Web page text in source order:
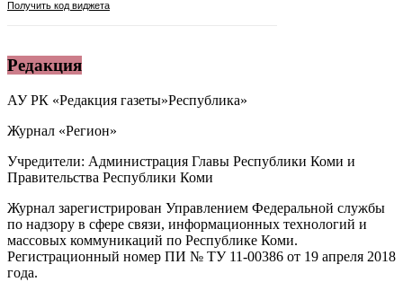
Редакция
АУ РК «Редакция газеты»Республика»
Журнал «Регион»
Учредители: Администрация Главы Республики Коми и
Правительства Республики Коми
Журнал зарегистрирован Управлением Федеральной службы
по надзору в сфере связи, информационных технологий и
массовых коммуникаций по Республике Коми.
Регистрационный номер ПИ № ТУ 11-00386 от 19 апреля 2018
года.